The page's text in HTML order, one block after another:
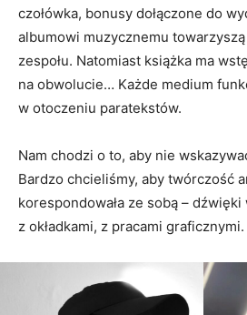
czołówka, bonusy dołączone do
albumowi muzycznemu
zespołu. Natomiast książka ma
na obwolucie… Każde medium
w otoczeniu paratekstów.
Nam chodzi o to, aby nie
Bardzo chcieliśmy, aby twórczość
korespondowała ze sobą – dźwięki
z okładkami, z pracami graficznymi.